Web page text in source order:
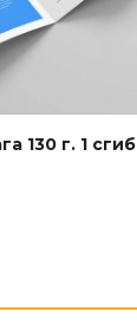
130 г. 1 сгиб